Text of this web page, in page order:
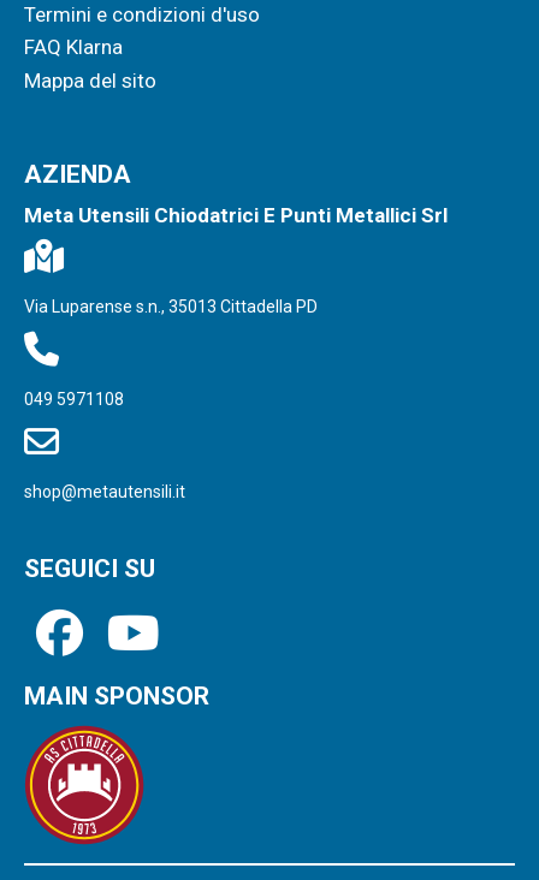
Termini e condizioni d'uso
FAQ Klarna
Mappa del sito
AZIENDA
Meta Utensili Chiodatrici E Punti Metallici Srl
Via Luparense s.n., 35013 Cittadella PD
049 5971108
shop@metautensili.it
SEGUICI SU
MAIN SPONSOR